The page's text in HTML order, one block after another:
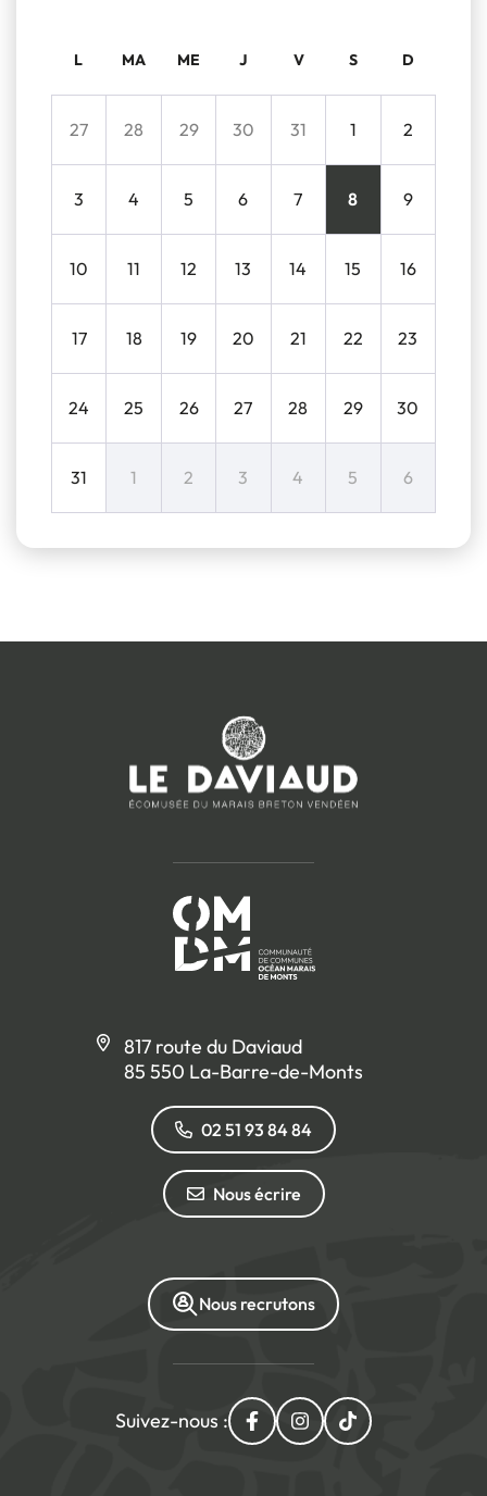
L MA ME J V S D
27 28 29 30 31 1 2
3 4 5 6 7 8 9
10 11 12 13 14 15 16
17 18 19 20 21 22 23
24 25 26 27 28 29 30
31 1 2 3 4 5 6
817 route du Daviaud
85 550 La-Barre-de-Monts
02 51 93 84 84
Nous écrire
Nous recrutons
Suivez-nous : Lien vers le compte
Lien vers le compte
Lien vers le